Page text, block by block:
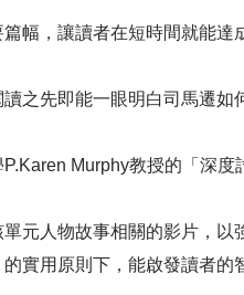
幅，讓讀者在短時間就能
之先即能一眼明白司馬遷
Murphy教授的「深
元人物故事相關的影片，以
實用原則下，能啟發讀者的